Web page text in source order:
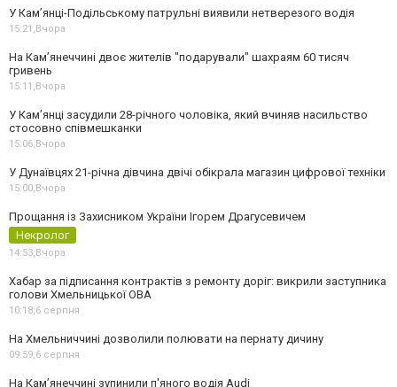
У Кам’янці-Подільському патрульні виявили нетверезого водія
15:21, Вчора
На Камʼянеччині двоє жителів "подарували" шахраям 60 тисяч
гривень
15:11, Вчора
У Камʼянці засудили 28-річного чоловіка, який вчиняв насильство
стосовно співмешканки
15:06, Вчора
У Дунаївцях 21-річна дівчина двічі обікрала магазин цифрової техніки
15:00, Вчора
Прощання із Захисником України Ігорем Драгусевичем
Некролог
14:53, Вчора
Хабар за підписання контрактів з ремонту доріг: викрили заступника
голови Хмельницької ОВА
10:18,6 серпня
На Хмельниччині дозволили полювати на пернату дичину
09:59,6 серпня
На Камʼянеччині зупинили п'яного водія Audi